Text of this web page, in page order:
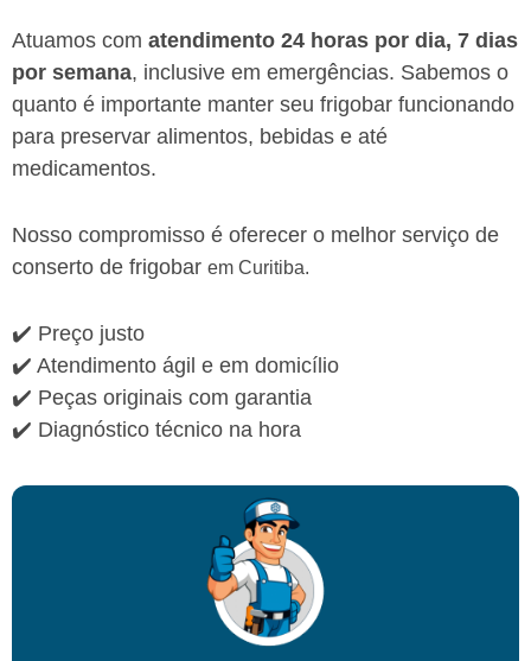
Atuamos com atendimento 24 horas por dia, 7 dias
por semana, inclusive em emergências. Sabemos o
quanto é importante manter seu frigobar funcionando
para preservar alimentos, bebidas e até
medicamentos.
Nosso compromisso é oferecer o melhor serviço de
conserto de frigobar em Curitiba.
✔️ Preço justo
✔️ Atendimento ágil e em domicílio
✔️ Peças originais com garantia
✔️ Diagnóstico técnico na hora